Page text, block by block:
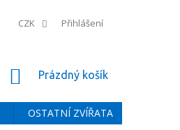
CZK Přihlášení
NÁKUPNÍ
Prázdný košík
OSTATNÍ ZVÍŘATA